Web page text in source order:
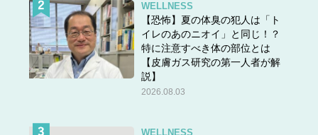
WELLNESS
【恐怖】夏の体臭の犯人は「ト
イレのあのニオイ」と同じ！？
特に注意すべき体の部位とは
【皮膚ガス研究の第一人者が解
説】
2026.08.03
WELLNESS